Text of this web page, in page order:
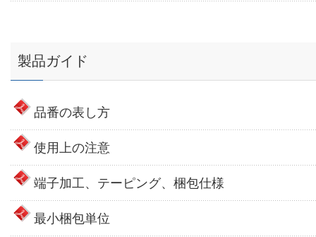
製品ガイド
品番の表し方
使用上の注意
端子加工、テーピング、梱包仕様
最小梱包単位